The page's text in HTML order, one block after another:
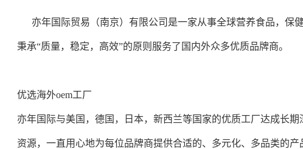
亦年国际贸易（南京）有限公司是一家从事全球营养食品，保
秉承“质量，稳定，高效”的原则服务了国内外众多优质品牌商。
优选海外oem工厂
亦年国际与美国，德国，日本，新西兰等国家的优质工厂达成长
资源，一直用心地为每位品牌商提供合适的、多元化、多品类的产